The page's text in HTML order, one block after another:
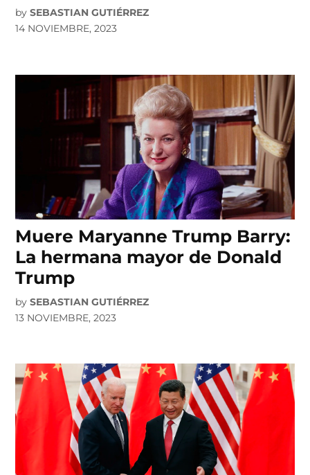
by SEBASTIAN GUTIÉRREZ
14 NOVIEMBRE, 2023
Muere Maryanne Trump Barry:
La hermana mayor de Donald
Trump
by SEBASTIAN GUTIÉRREZ
13 NOVIEMBRE, 2023